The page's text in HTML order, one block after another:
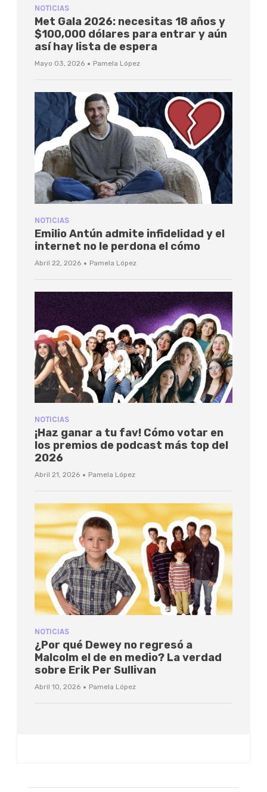
NOTICIAS
Met Gala 2026: necesitas 18 años y
$100,000 dólares para entrar y aún
así hay lista de espera
Mayo 03, 2026 · Pamela López
NOTICIAS
Emilio Antún admite infidelidad y el
internet no le perdona el cómo
Abril 22, 2026 · Pamela López
NOTICIAS
¡Haz ganar a tu fav! Cómo votar en
los premios de podcast más top del
2026
Abril 21, 2026 · Pamela López
NOTICIAS
¿Por qué Dewey no regresó a
Malcolm el de en medio? La verdad
sobre Erik Per Sullivan
Abril 10, 2026 · Pamela López